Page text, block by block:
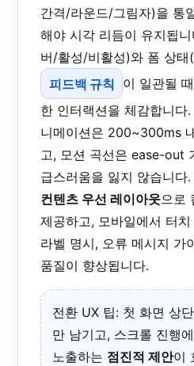
간격/라운드/그림자)을 통
해야 시각 리듬이 유지됩
버/활성/비활성)와 폼 상
피드백 규칙 이 일관될
한 인터랙션을 체감합니다
니메이션은 200~300ms
고, 모션 곡선은 ease-out
급스러움을 잃지 않습니다
컨텐츠 우선 레이아웃으로
제공하고, 모바일에서 터
라벨 명시, 오류 메시지 가
품질이 향상됩니다.
전환 UX 팁: 첫 화면 상
만 남기고, 스크롤 진행
노출하는 점진적 제안이